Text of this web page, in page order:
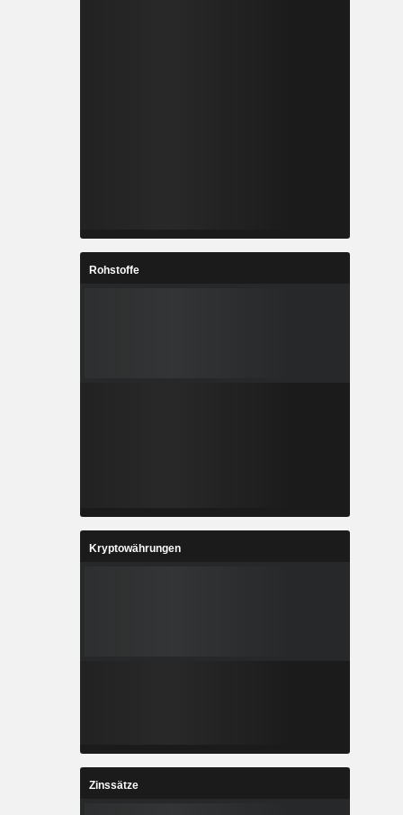
Rohstoffe
Kryptowährungen
Zinssätze